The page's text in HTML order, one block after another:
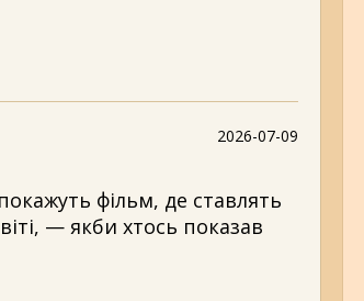
2026-07-09
фільм, де ставлять
— якби хтось показав